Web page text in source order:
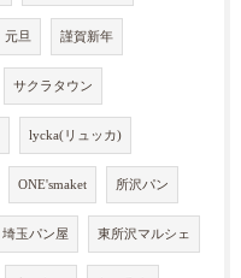
元旦 謹賀新年
サクラタウン
lycka(リュッカ)
ONE'smaket 所沢パン
埼玉パン屋 東所沢マルシェ